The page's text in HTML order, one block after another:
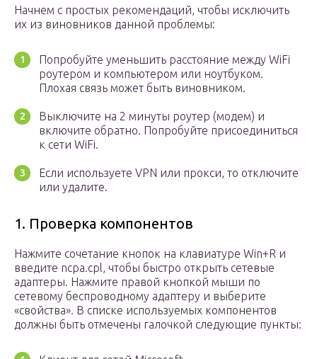
Начнем с простых рекомендаций, чтобы исключить
их из виновников данной проблемы:
Попробуйте уменьшить расстояние между WiFi
роутером и компьютером или ноутбуком.
Плохая связь может быть виновником.
Выключите на 2 минуты роутер (модем) и
включите обратно. Попробуйте присоединиться
к сети WiFi.
Если используете VPN или прокси, то отключите
или удалите.
1. Проверка компонентов
Нажмите сочетание кнопок на клавиатуре Win+R и
введите ncpa.cpl, чтобы быстро открыть сетевые
адаптеры. Нажмите правой кнопкой мыши по
сетевому беспроводному адаптеру и выберите
«свойства». В списке используемых компонентов
должны быть отмечены галочкой следующие пункты: